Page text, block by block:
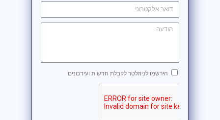
הירשמו לניוזלטר לקבלת חדשות ועידכונים